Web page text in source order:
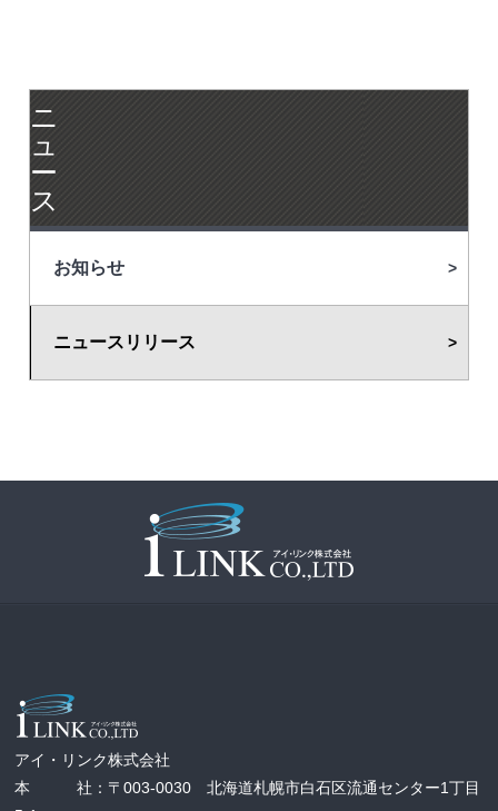
ニ
ュ
ー
ス
お知らせ
ニュースリリース
アイ・リンク株式会社
本 社：〒003-0030 北海道札幌市白石区流通センター1丁目